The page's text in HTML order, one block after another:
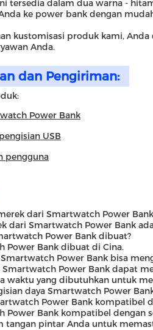
tersedia dalam dua warna -
ke power bank dengan
kustomisasi produk kami,
Anda.
dan Pengiriman:
Power Bank
USB
pengguna
dari Smartwatch Power
dari Smartwatch Power Bank
Power Bank dibuat?
Power Bank dibuat di Cina.
Power Bank bisa
Power Bank dapat
waktu yang dibutuhkan untuk
daya Smartwatch Power
Power Bank kompatibel
Power Bank kompatibel dengan
tangan pintar Anda untuk